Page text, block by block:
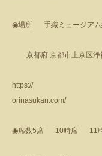
◉場所 手織ミュージア
京都府 京都市上京区浄
https://
orinasukan.com/
◉席数5席 10時席 11